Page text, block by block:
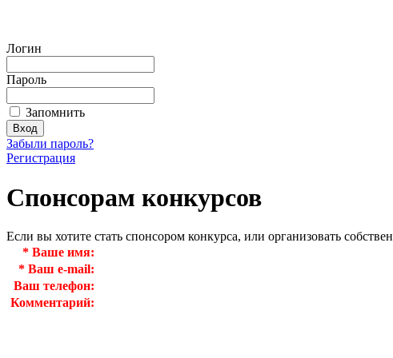
Логин
Пароль
Запомнить
Забыли пароль?
Регистрация
Спонсорам конкурсов
Если вы хотите стать спонсором конкурса, или организовать
* Ваше имя:
* Ваш e-mail:
Ваш телефон:
Комментарий: